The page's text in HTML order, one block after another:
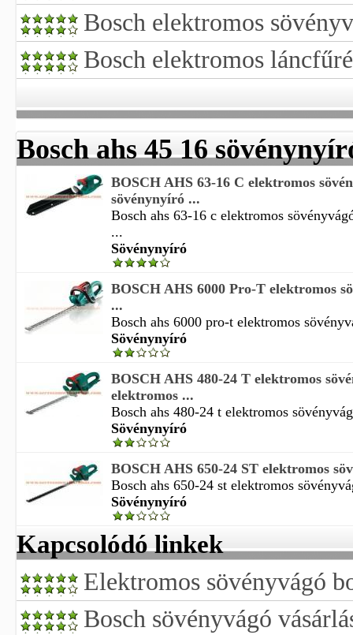
Bosch elektromos
Bosch elektromos
Bosch ahs 45 16
BOSCH AHS 63-16 C elektromos
sövénynyíró ...
Bosch ahs 63-16 c elektromos
...
Sövénynyíró
BOSCH AHS 6000 Pro-T elektromos
...
Bosch ahs 6000 pro-t elektromos
Sövénynyíró
BOSCH AHS 480-24 T elektromos
elektromos ...
Bosch ahs 480-24 t elektromos
Sövénynyíró
BOSCH AHS 650-24 ST elektromos
Bosch ahs 650-24 st elektromos
Sövénynyíró
Kapcsolódó linkek
Elektromos sövényvágó
Bosch sövényvágó